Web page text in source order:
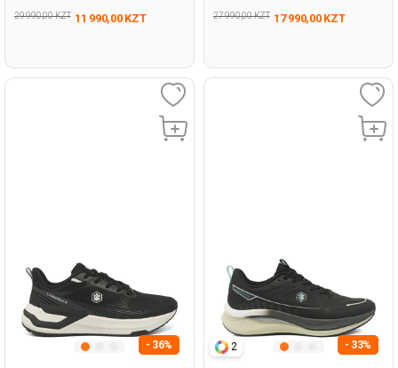
29 990,00 KZT 11 990,00 KZT 27 990,00 KZT 17 990,00 KZT
- 36% 2 - 33%